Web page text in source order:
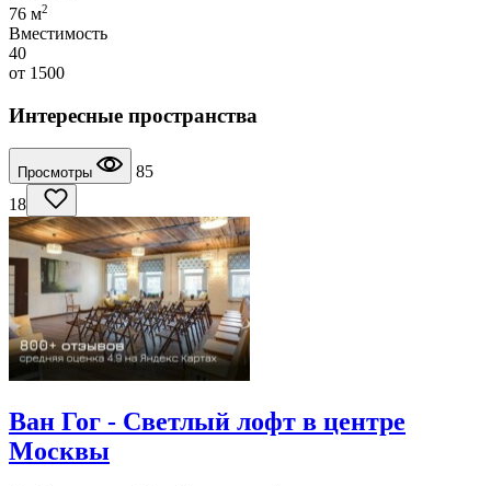
76 м2
Вместимость
40
от 1500
Интересные пространства
Просмотры
85
18
Ван Гог - Светлый лофт в центре
Москвы